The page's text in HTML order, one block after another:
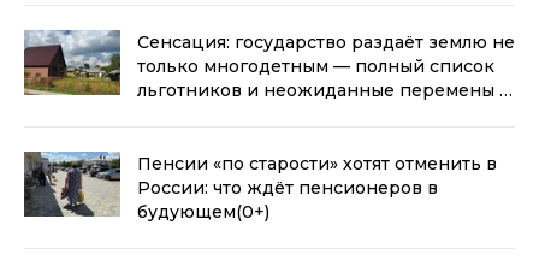
Сенсация: государство раздаёт землю не
только многодетным — полный список
льготников и неожиданные перемены с
Пенсии «по старости» хотят отменить в
России: что ждёт пенсионеров в
будующем(0+)